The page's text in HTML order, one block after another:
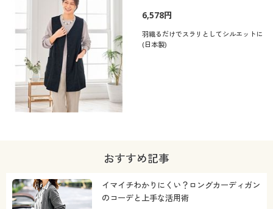
6,578円
羽織るだけでスラリとしてシルエットに
(日本製)
おすすめ記事
イマイチわかりにくい？ロングカーディガン
のコーデと上手な活用術